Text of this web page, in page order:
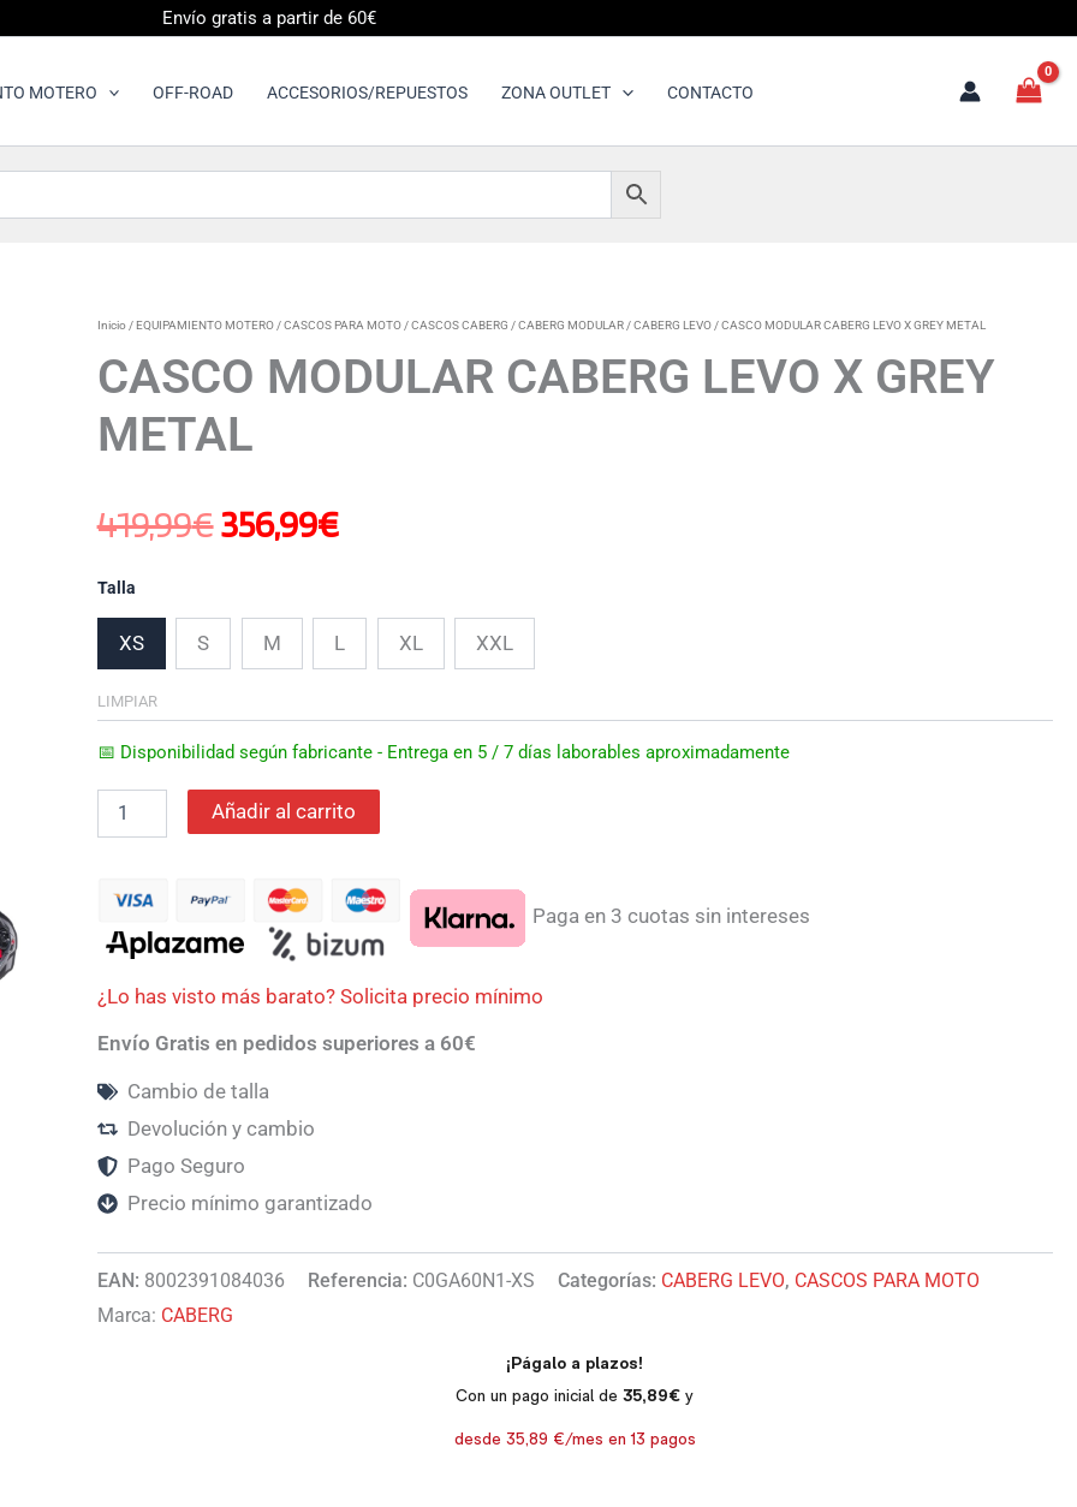
Envío gratis a partir de 60€
MOTERO OFF-ROAD ACCESORIOS/REPUESTOS ZONA OUTLET CONTACTO
Inicio/EQUIPAMIENTO MOTERO/CASCOS PARA MOTO/CASCOS CABERG /CABERG MODULAR/CABERG LEVO/ CASCO MODULAR CABERG LEVO X GREY METAL
CASCO MODULAR CABERG LEVO X GREY
METAL
419,99€
El
precio
419,99€.
356,99€
El
356,99€.
Talla
XS S M L XL XXL
LIMPIAR
📅 Disponibilidad según fabricante - Entrega en 5 / 7 días laborables aproximadamente
CASCO
CABERG
LEVO
X
GREY
Añadir al carrito
Paga en 3 cuotas sin intereses
¿Lo has visto más barato? Solicita precio mínimo
Envío Gratis en pedidos superiores a 60€
Cambio de talla
Devolución y cambio
Pago Seguro
Precio mínimo garantizado
EAN: 8002391084036 Referencia: C0GA60N1-XS Categorías: CABERG LEVO, CASCOS PARA MOTO
Marca: CABERG